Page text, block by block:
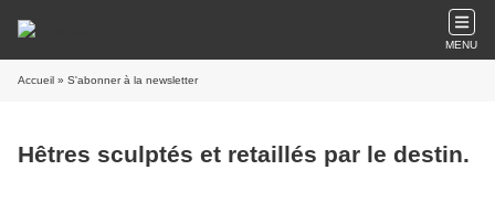
MENU
Accueil » S'abonner à la newsletter
Hêtres sculptés et retaillés par le destin.